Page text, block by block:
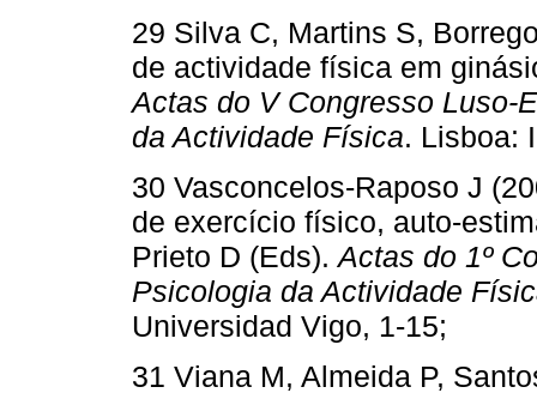
29 Silva C, Martins S,
de actividade física em
Actas do V Congresso Luso-
da Actividade Física. Lisboa:
30 Vasconcelos-Raposo J
de exercício físico, auto-
Prieto D (Eds).Actas do 1º
Psicologia da Actividade
Universidad Vigo, 1-15;
31 Viana M, Almeida P,